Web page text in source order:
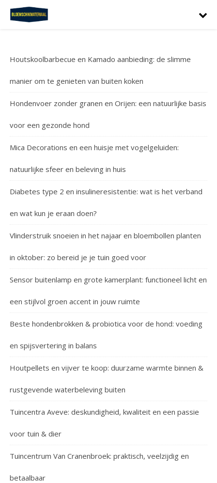
Houtskoolbarbecue en Kamado aanbieding: de slimme
manier om te genieten van buiten koken
Hondenvoer zonder granen en Orijen: een natuurlijke basis
voor een gezonde hond
Mica Decorations en een huisje met vogelgeluiden:
natuurlijke sfeer en beleving in huis
Diabetes type 2 en insulineresistentie: wat is het verband
en wat kun je eraan doen?
Vlinderstruik snoeien in het najaar en bloembollen planten
in oktober: zo bereid je je tuin goed voor
Sensor buitenlamp en grote kamerplant: functioneel licht en
een stijlvol groen accent in jouw ruimte
Beste hondenbrokken & probiotica voor de hond: voeding
en spijsvertering in balans
Houtpellets en vijver te koop: duurzame warmte binnen &
rustgevende waterbeleving buiten
Tuincentra Aveve: deskundigheid, kwaliteit en een passie
voor tuin & dier
Tuincentrum Van Cranenbroek: praktisch, veelzijdig en
betaalbaar